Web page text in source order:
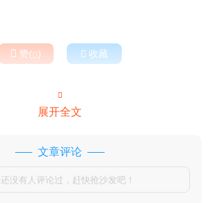
 赞()  收藏

展开全文
文章评论
还没有人评论过，赶快抢沙发吧！